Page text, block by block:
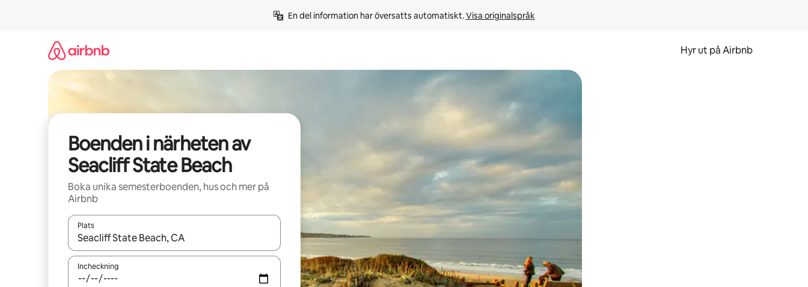
En del information har översatts automatiskt. Visa originalspråk
Hyr ut på Airbnb
Boenden i närheten av
Seacliff State Beach
Boka unika semesterboenden, hus och mer på
Airbnb
Plats
När resultaten är tillgängliga kan du navigera med upp- och nedåtpilarna eller utforska genom att trycka eller svepa.
Incheckning